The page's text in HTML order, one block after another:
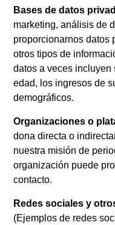
Bases de datos
marketing, análisis de
proporcionarnos datos
otros tipos de
datos a veces incluyen
edad, los ingresos de
demográficos.
Organizaciones o
dona directa o
nuestra misión de
organización puede
contacto.
Redes sociales y
(Ejemplos de redes